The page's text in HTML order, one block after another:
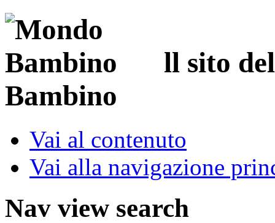
ll sito
Bambino
Vai al contenuto
Vai alla navigazione
Nav view search